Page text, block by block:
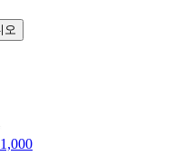
오